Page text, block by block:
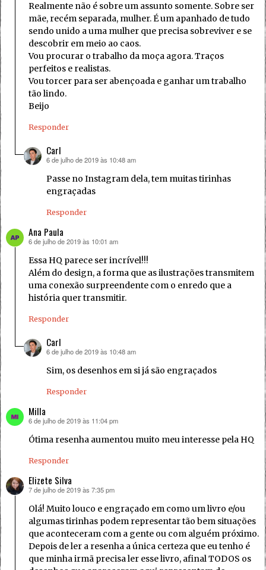
Realmente não é sobre um assunto somente. Sobre ser
mãe, recém separada, mulher. É um apanhado de tudo
sendo unido a uma mulher que precisa sobreviver e se
descobrir em meio ao caos.
Vou procurar o trabalho da moça agora. Traços
perfeitos e realistas.
Vou torcer para ser abençoada e ganhar um trabalho
tão lindo.
Beijo
Responder
Carl
disse:
6 de julho de 2019 às 10:48 am
Passe no Instagram dela, tem muitas tirinhas
engraçadas
Responder
Ana Paula
disse:
6 de julho de 2019 às 10:01 am
Essa HQ parece ser incrível!!!
Além do design, a forma que as ilustrações transmitem
uma conexão surpreendente com o enredo que a
história quer transmitir.
Responder
Carl
disse:
6 de julho de 2019 às 10:48 am
Sim, os desenhos em si já são engraçados
Responder
Milla
disse:
6 de julho de 2019 às 11:04 pm
Ótima resenha aumentou muito meu interesse pela HQ
Responder
Elizete Silva
disse:
7 de julho de 2019 às 7:35 pm
Olá! Muito louco e engraçado em como um livro e/ou
algumas tirinhas podem representar tão bem situações
que aconteceram com a gente ou com alguém próximo.
Depois de ler a resenha a única certeza que eu tenho é
que minha irmã precisa ler esse livro, afinal TODOS os